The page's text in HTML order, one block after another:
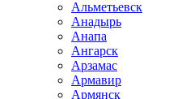
Альметьевск
Анадырь
Анапа
Ангарск
Арзамас
Армавир
Армянск